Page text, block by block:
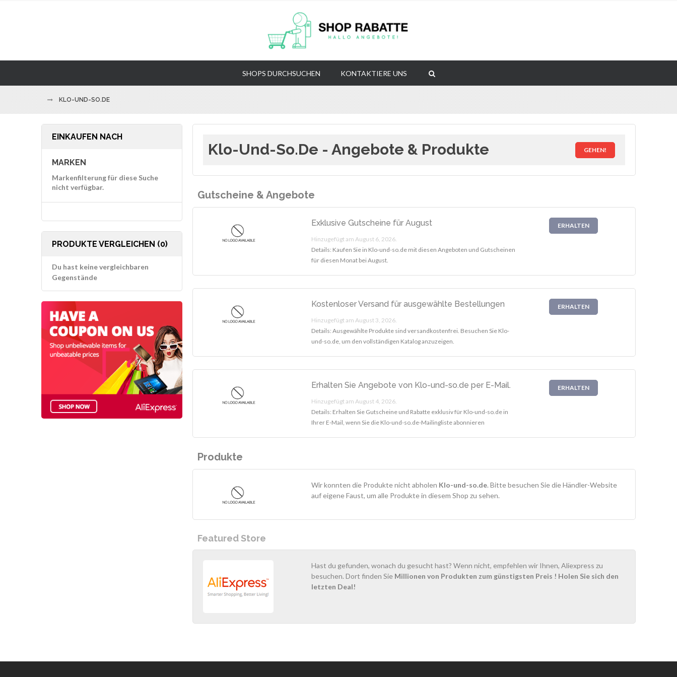
SHOPS DURCHSUCHEN KONTAKTIERE UNS
KLO-UND-SO.DE
Klo-Und-So.de - Angebote & Produkte GEHEN!
Gutscheine & Angebote
Exklusive Gutscheine für August
Hinzugefügt am August 6, 2026.
Details: Kaufen Sie in Klo-und-so.de mit diesen Angeboten und Gutscheinen
für diesen Monat bei August.
ERHALTEN
Kostenloser Versand für ausgewählte Bestellungen
Hinzugefügt am August 3, 2026.
Details: Ausgewählte Produkte sind versandkostenfrei. Besuchen Sie Klo-
und-so.de, um den vollständigen Katalog anzuzeigen.
ERHALTEN
Erhalten Sie Angebote von Klo-und-so.de per E-Mail.
Hinzugefügt am August 4, 2026.
Details: Erhalten Sie Gutscheine und Rabatte exklusiv für Klo-und-so.de in
Ihrer E-Mail, wenn Sie die Klo-und-so.de-Mailingliste abonnieren
ERHALTEN
Produkte
Wir konnten die Produkte nicht abholen Klo-und-so.de. Bitte besuchen Sie die Händler-Website
auf eigene Faust, um alle Produkte in diesem Shop zu sehen.
Featured Store
Hast du gefunden, wonach du gesucht hast? Wenn nicht, empfehlen wir Ihnen, Aliexpress zu
besuchen. Dort finden Sie Millionen von Produkten zum günstigsten Preis ! Holen Sie sich den
letzten Deal!
EINKAUFEN NACH
MARKEN
Markenfilterung für diese Suche
nicht verfügbar.
PRODUKTE VERGLEICHEN (0)
Du hast keine vergleichbaren
Gegenstände